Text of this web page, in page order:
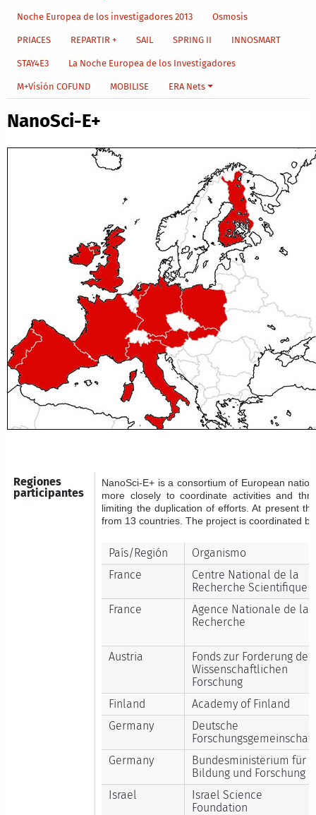
Noche Europea de los investigadores 2013 Osmosis
PRIACES REPARTIR + SAIL SPRING II INNOSMART
STAY4E3 La Noche Europea de los Investigadores
M+Visión COFUND MOBILISE ERA Nets
NanoSci-E+
Regiones
participantes
NanoSci-E+ is a consortium of European
more closely to coordinate activities and
limiting the duplication of efforts. At present
from 13 countries. The project is coordinated
País/Región
Organismo
France
Centre National de la
Recherche Scientifique
France
Agence Nationale de la
Recherche
Austria
Fonds zur Forderung der
Wissenschaftlichen
Forschung
Finland
Academy of Finland
Germany
Deutsche
Forschungsgemeinschaft
Germany
Bundesministerium für
Bildung und Forschung
Israel
Israel Science
Foundation